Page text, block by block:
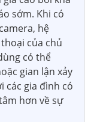
sớm. Khi có
hệ
của chủ
có thể
gian lận xảy
các gia đình có
hơn về sự